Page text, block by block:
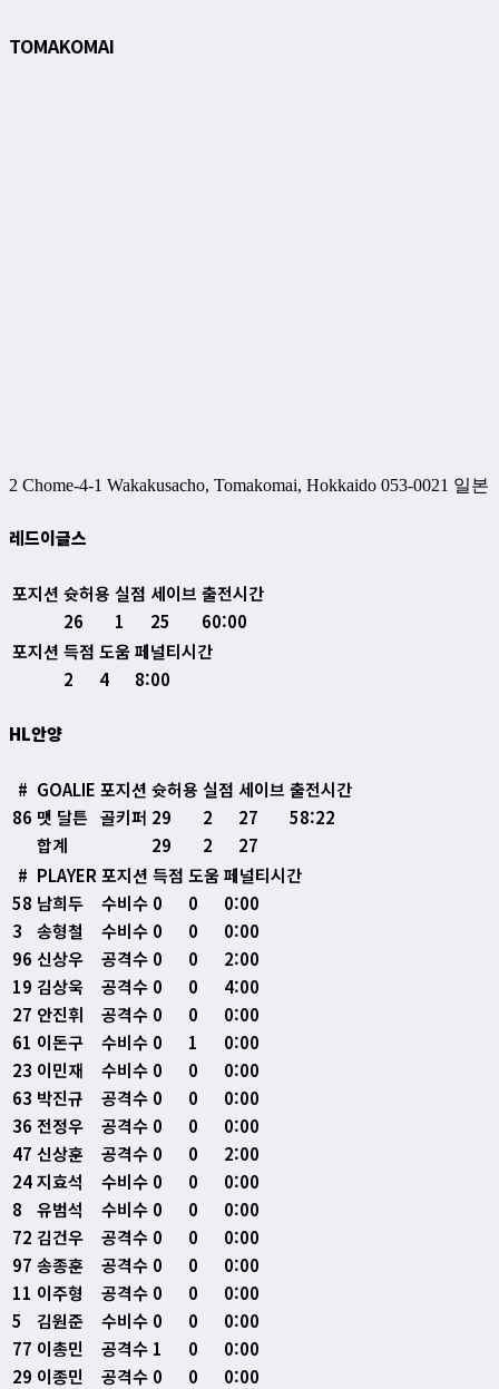
TOMAKOMAI
2 Chome-4-1 Wakakusacho, Tomakomai, Hokkaido 053-0021 일본
레드이글스
포지션 슛허용 실점 세이브 출전시간
26
1 25
60:00
포지션 득점 도움페널티시간
2
4 8:00
HL안양
# GOALIE 포지션 슛허용 실점 세이브 출전시간
86 맷 달튼 골키퍼 29 2 27
58:22
합계
29 2
27
# PLAYER 포지션 득점 도움페널티시간
58 남희두 수비수 0 0
0:00
3
송형철 수비수 0 0
0:00
96 신상우 공격수 0 0
2:00
19 김상욱 공격수 0 0
4:00
27 안진휘 공격수 0 0
0:00
61 이돈구 수비수 0 1
0:00
23 이민재 수비수 0 0
0:00
63 박진규 공격수 0 0
0:00
36 전정우 공격수 0 0
0:00
47 신상훈 공격수 0 0
2:00
24지효석 수비수 0 0
0:00
8
유범석 수비수 0 0
0:00
72 김건우 공격수 0 0
0:00
97 송종훈 공격수 0 0
0:00
11 이주형 공격수 0 0
0:00
5
김원준 수비수 0 0
0:00
77 이총민 공격수 1 0
0:00
29 이종민 공격수 0 0
0:00